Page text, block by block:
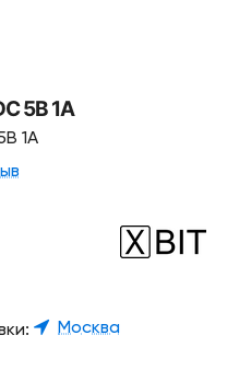
5В 1А
1А
Москва